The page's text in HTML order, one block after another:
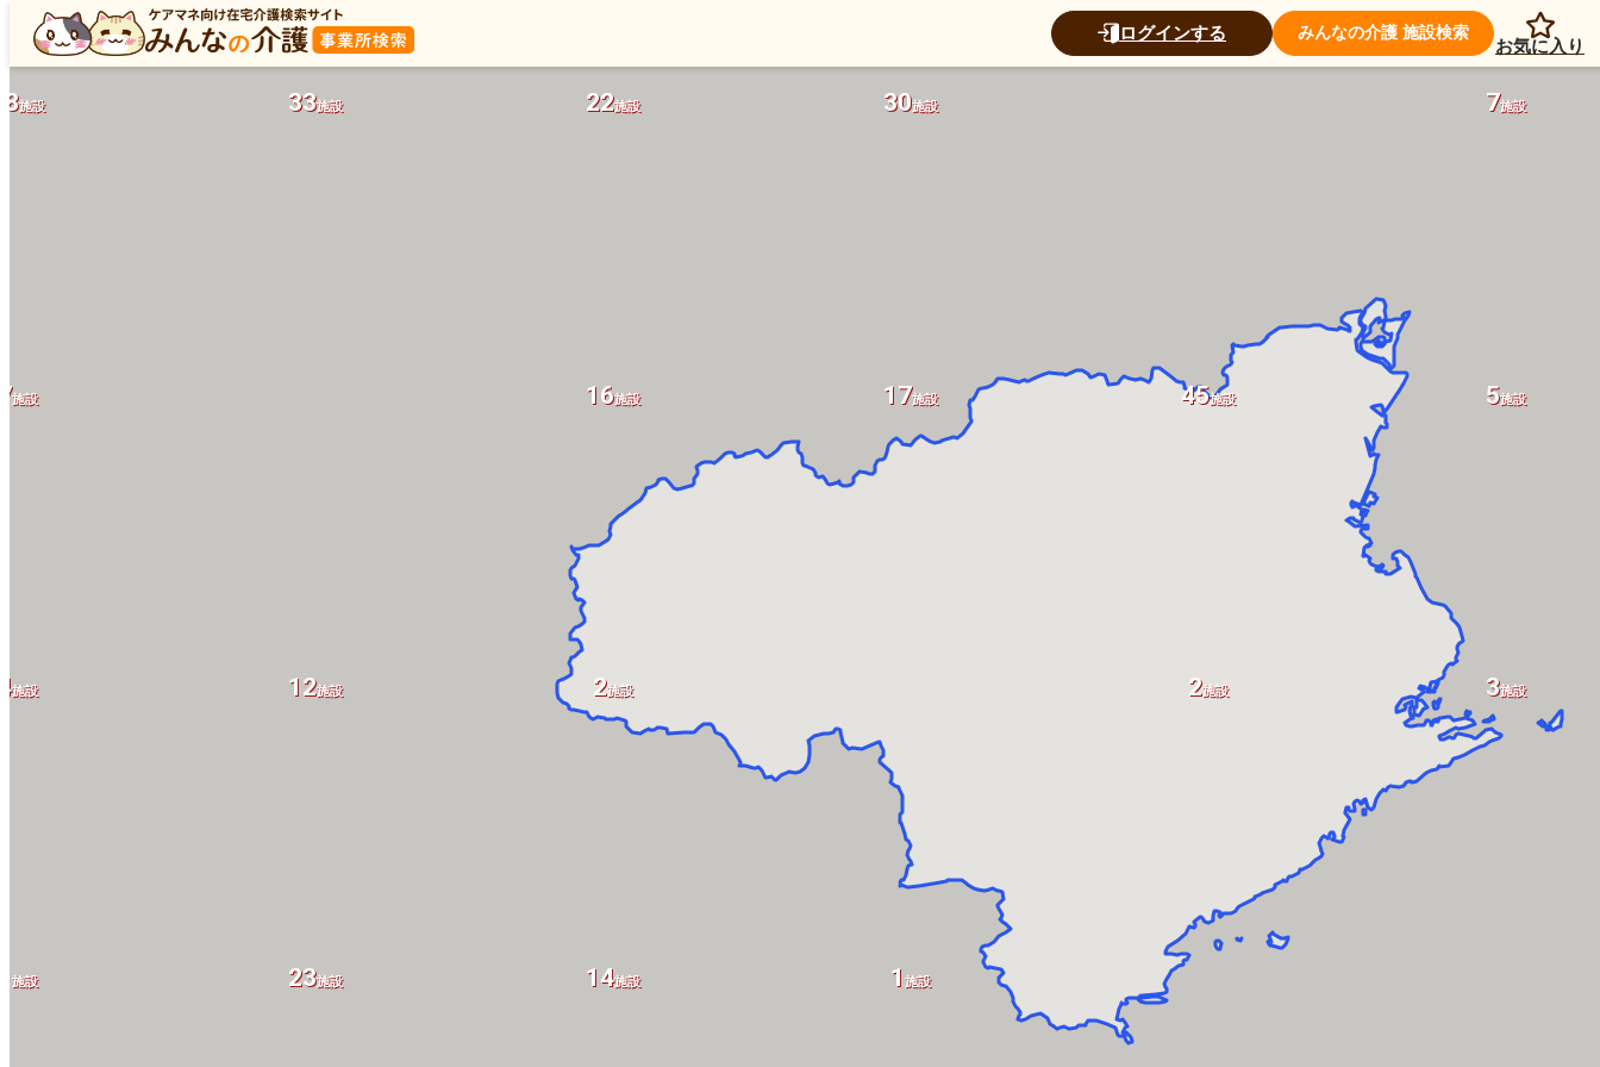
ログインする みんなの介護 施設検索
お気に入り
施設 23施設 14施設 1 施設
施設 12施設 2施設 2施設 3施設
施設 16施設 17施設 45施設 5施設
施設 33施設 22施設 30施設 7施設